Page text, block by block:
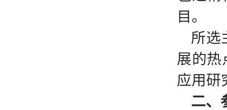
目。
所选
展的热
应用研
二、